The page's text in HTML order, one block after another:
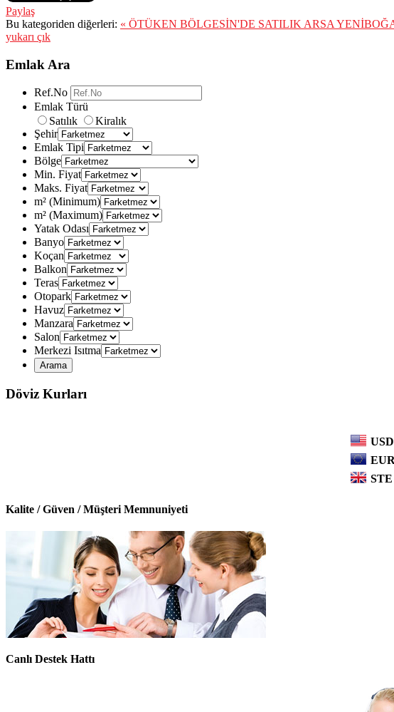
Paylaş
Bu kategoriden diğerleri: « ÖTÜKEN BÖLGESİN'DE SATILIK ARSA
yukarı çık
Emlak Ara
Ref.No
Emlak Türü
Satılık
Kiralık
Şehir
Emlak Tipi
Bölge
Min. Fiyat
Maks. Fiyat
m² (Minimum)
m² (Maximum)
Yatak Odası
Banyo
Koçan
Balkon
Teras
Otopark
Havuz
Manzara
Salon
Merkezi Isıtma
Döviz Kurları
USD
STE
Kalite / Güven / Müşteri Memnuniyeti
Canlı Destek Hattı